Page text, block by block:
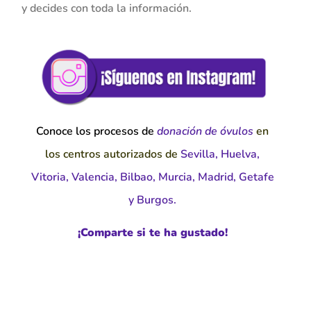
y decides con toda la información.
Conoce los procesos de donación de óvulos en
los centros autorizados de Sevilla, Huelva,
Vitoria, Valencia, Bilbao, Murcia, Madrid, Getafe
y Burgos.
¡Comparte si te ha gustado!